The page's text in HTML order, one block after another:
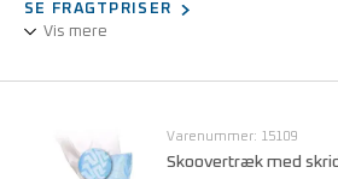
SE FRAGTPRISER
Vis mere
Varenummer: 15109
Skoovertræk med